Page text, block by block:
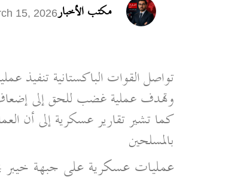
مكتب الأخبار15, 2026
تواصل القوات الباكستانية تنفيذ
وتهدف عملية غضب للحق إلى
كما تشير تقارير عسكرية إلى أن
بالمسلحين
عمليات عسكرية على جبهة خيبر